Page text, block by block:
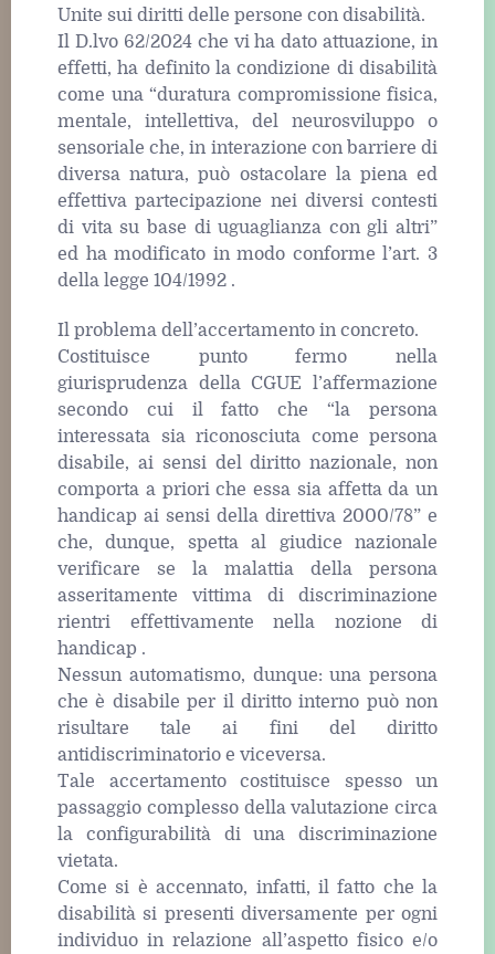
Unite sui diritti delle persone con disabilità.
Il D.lvo 62/2024 che vi ha dato attuazione, in
effetti, ha definito la condizione di disabilità
come una “duratura compromissione fisica,
mentale, intellettiva, del neurosviluppo o
sensoriale che, in interazione con barriere di
diversa natura, può ostacolare la piena ed
effettiva partecipazione nei diversi contesti
di vita su base di uguaglianza con gli altri”
ed ha modificato in modo conforme l’art. 3
della legge 104/1992 .
Il problema dell’accertamento in concreto.
Costituisce punto fermo nella
giurisprudenza della CGUE l’affermazione
secondo cui il fatto che “la persona
interessata sia riconosciuta come persona
disabile, ai sensi del diritto nazionale, non
comporta a priori che essa sia affetta da un
handicap ai sensi della direttiva 2000/78” e
che, dunque, spetta al giudice nazionale
verificare se la malattia della persona
asseritamente vittima di discriminazione
rientri effettivamente nella nozione di
handicap .
Nessun automatismo, dunque: una persona
che è disabile per il diritto interno può non
risultare tale ai fini del diritto
antidiscriminatorio e viceversa.
Tale accertamento costituisce spesso un
passaggio complesso della valutazione circa
la configurabilità di una discriminazione
vietata.
Come si è accennato, infatti, il fatto che la
disabilità si presenti diversamente per ogni
individuo in relazione all’aspetto fisico e/o